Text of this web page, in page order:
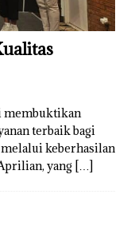
membuktikan
terbaik bagi
keberhasilan
yang […]